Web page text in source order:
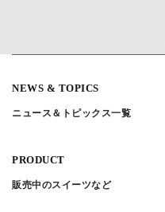
NEWS & TOPICS
ニュース＆トピックス一覧
PRODUCT
販売中のスイーツなど